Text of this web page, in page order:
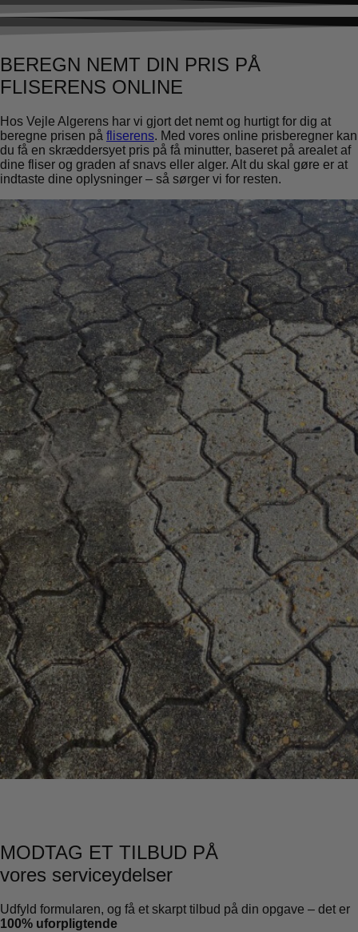
BEREGN NEMT DIN PRIS PÅ
FLISERENS ONLINE
Hos Vejle Algerens har vi gjort det nemt og hurtigt for dig at
beregne prisen på fliserens. Med vores online prisberegner kan
du få en skræddersyet pris på få minutter, baseret på arealet af
dine fliser og graden af snavs eller alger. Alt du skal gøre er at
indtaste dine oplysninger – så sørger vi for resten.
MODTAG ET TILBUD PÅ
vores serviceydelser
Udfyld formularen, og få et skarpt tilbud på din opgave – det er
100% uforpligtende